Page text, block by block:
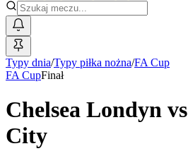
Typy dnia/Typy piłka nożna/FA Cup
FA CupFinał
Chelsea Londyn vs
City